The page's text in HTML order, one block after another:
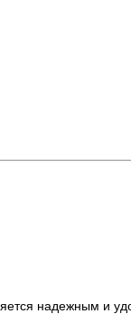
надежным и